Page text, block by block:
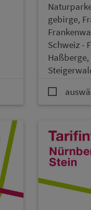
ge­bir­ge,
Schweiz -